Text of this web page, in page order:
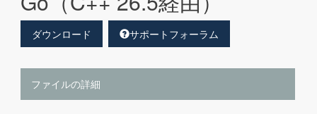
ダウンロード サポートフォーラム
ファイルの詳細